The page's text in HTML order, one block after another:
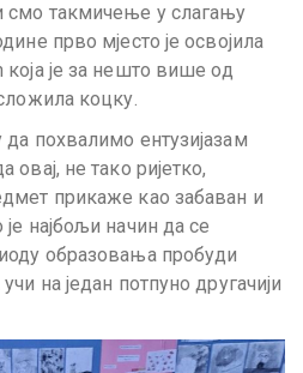
смо такмичење у слагању
прво мјесто је освојила
је за нешто више од
коцку.
похвалимо ентузијазам
не тако ријетко,
прикаже као забаван и
најбољи начин да се
образовања пробуди
на један потпуно другачији